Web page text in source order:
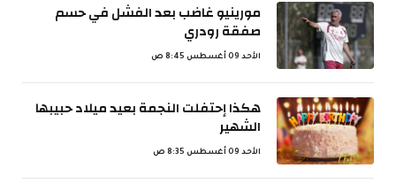
مورينيو غاضب بعد الفشل في حسم
صفقة رودري
الأحد 09 أغسطس 8:45 ص
هكذا إحتفلت النجمة بعيد ميلاد حبيبها
الشهير
الأحد 09 أغسطس 8:35 ص